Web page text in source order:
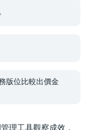
版位比較出價金